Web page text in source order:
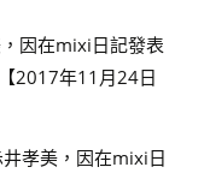
因在mixi日記發表
2017年11月24日
孝美，因在mixi日